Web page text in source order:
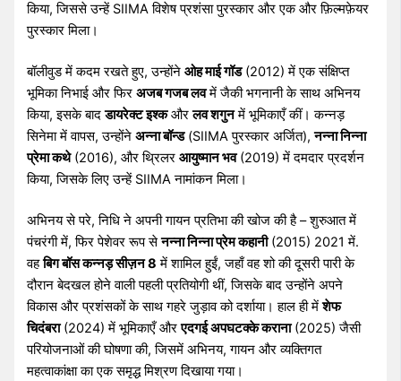
किया, जिससे उन्हें SIIMA विशेष प्रशंसा पुरस्कार और एक और फ़िल्मफ़ेयर
पुरस्कार मिला।
बॉलीवुड में कदम रखते हुए, उन्होंनेओह माई गॉड(2012) में एक संक्षिप्त
भूमिका निभाई और फिरअजब गजब लवमें जैकी भगनानी के साथ अभिनय
किया, इसके बादडायरेक्ट इश्कऔरलव शगुनमें भूमिकाएँ कीं। कन्नड़
सिनेमा में वापस, उन्होंनेअन्ना बॉन्ड(SIIMA पुरस्कार अर्जित),नन्ना निन्ना
प्रेमा कथे(2016), और थ्रिलरआयुष्मान भव(2019) में दमदार प्रदर्शन
किया, जिसके लिए उन्हें SIIMA नामांकन मिला।
अभिनय से परे, निधि ने अपनी गायन प्रतिभा की खोज की है – शुरुआत में
पंचरंगी में, फिर पेशेवर रूप सेनन्ना निन्ना प्रेम कहानी(2015) 2021 में.
वहबिग बॉस कन्नड़ सीज़न 8 में शामिल हुईं, जहाँ वह शो की दूसरी पारी के
दौरान बेदखल होने वाली पहली प्रतियोगी थीं, जिसके बाद उन्होंने अपने
विकास और प्रशंसकों के साथ गहरे जुड़ाव को दर्शाया। हाल ही मेंशेफ
चिदंबरा(2024) में भूमिकाएँ औरएदगई अपघटक्के कराना(2025) जैसी
परियोजनाओं की घोषणा की, जिसमें अभिनय, गायन और व्यक्तिगत
महत्वाकांक्षा का एक समृद्ध मिश्रण दिखाया गया।